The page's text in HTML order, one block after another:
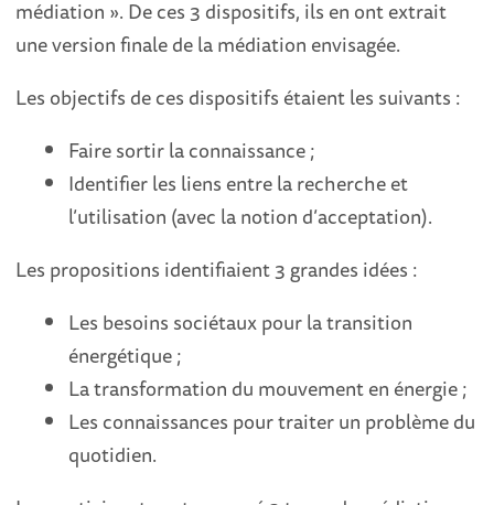
médiation ». De ces 3 dispositifs, ils en ont extrait
une version finale de la médiation envisagée.
Les objectifs de ces dispositifs étaient les suivants :
Faire sortir la connaissance ;
Identifier les liens entre la recherche et
l’utilisation (avec la notion d’acceptation).
Les propositions identifiaient 3 grandes idées :
Les besoins sociétaux pour la transition
énergétique ;
La transformation du mouvement en énergie ;
Les connaissances pour traiter un problème du
quotidien.